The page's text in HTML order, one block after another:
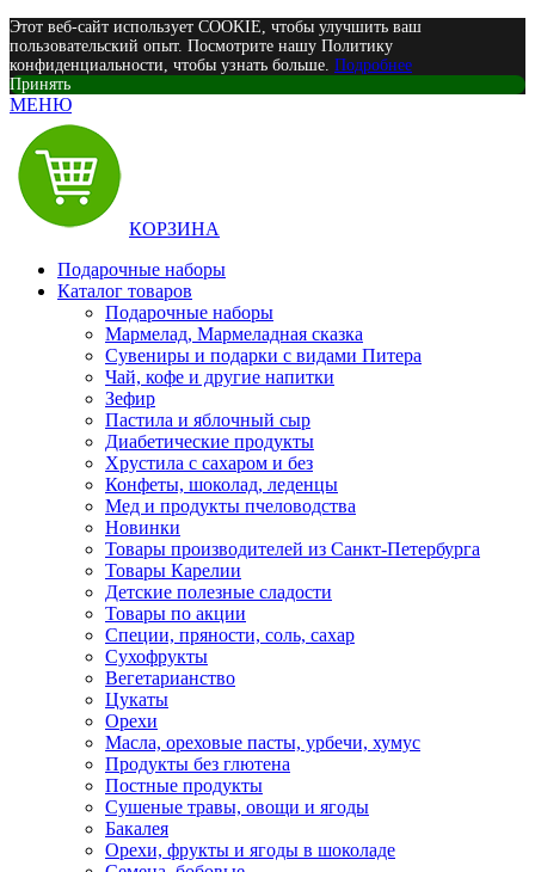
Этот веб-сайт использует COOKIE, чтобы улучшить ваш
пользовательский опыт. Посмотрите нашу Политику
конфиденциальности, чтобы узнать больше. Подробнее
Принять
МЕНЮ
КОРЗИНА
Подарочные наборы
Каталог товаров
Подарочные наборы
Мармелад, Мармеладная сказка
Сувениры и подарки с видами Питера
Чай, кофе и другие напитки
Зефир
Пастила и яблочный сыр
Диабетические продукты
Хрустила с сахаром и без
Конфеты, шоколад, леденцы
Мед и продукты пчеловодства
Новинки
Товары производителей из Санкт-Петербурга
Товары Карелии
Детские полезные сладости
Товары по акции
Специи, пряности, соль, сахар
Сухофрукты
Вегетарианство
Цукаты
Орехи
Масла, ореховые пасты, урбечи, хумус
Продукты без глютена
Постные продукты
Сушеные травы, овощи и ягоды
Бакалея
Орехи, фрукты и ягоды в шоколаде